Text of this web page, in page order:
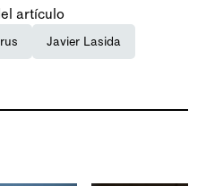
artículo
Javier Lasida